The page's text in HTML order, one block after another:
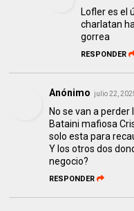
Lofler es el
charlatan
gorrea
RESPONDER
Anónimo julio 22,
No se van a perder
Bataini mafiosa
solo esta para
Y los otros dos
negocio?
RESPONDER